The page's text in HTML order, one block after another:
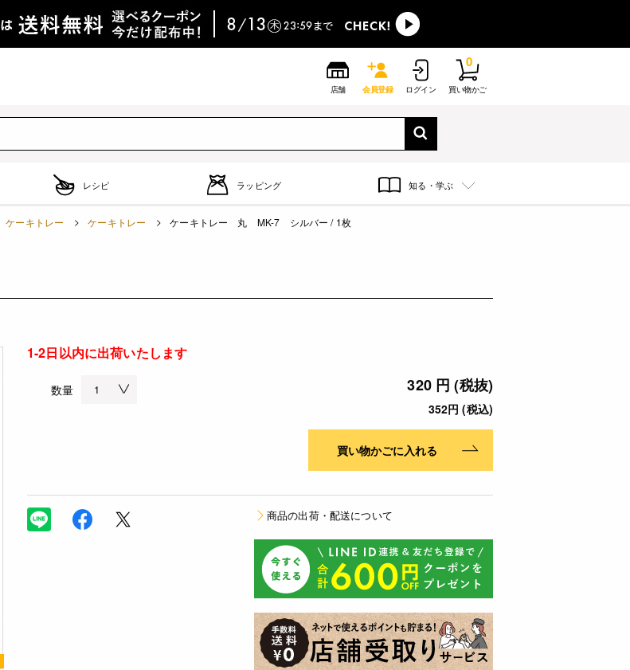
店舗 会員登録 ログイン 買い物かご
0
レシピ ラッピング 知る・学ぶ
ケーキトレー ケーキトレー ケーキトレー 丸 MK-7 シルバー / 1枚
1-2日以内に出荷いたします
数量 320 円 (税抜)
352円 (税込)
買い物かごに入れる
商品の出荷・配送について